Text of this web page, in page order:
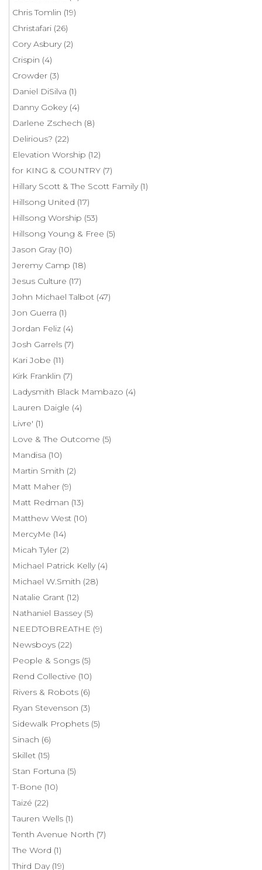
Chris Tomlin (19)
Christafari (26)
Cory Asbury(2)
Crispin (4)
Crowder (3)
Daniel DiSilva (1)
Danny Gokey(4)
Darlene Zschech (8)
Delirious? (22)
Elevation Worship (12)
for KING & COUNTRY (7)
Hillary Scott & The Scott Family(1)
Hillsong United (17)
Hillsong Worship (53)
Hillsong Young & Free (5)
Jason Gray(10)
Jeremy Camp (18)
Jesus Culture (17)
John Michael Talbot (47)
Jon Guerra (1)
Jordan Feliz (4)
Josh Garrels (7)
Kari Jobe (11)
Kirk Franklin (7)
Ladysmith Black Mambazo (4)
Lauren Daigle (4)
Livre' (1)
Love & The Outcome (5)
Mandisa (10)
Martin Smith (2)
Matt Maher (9)
Matt Redman (13)
Matthew West (10)
MercyMe (14)
Micah Tyler (2)
Michael Patrick Kelly(4)
Michael W.Smith (28)
Natalie Grant (12)
Nathaniel Bassey(5)
NEEDTOBREATHE (9)
Newsboys (22)
People & Songs (5)
Rend Collective (10)
Rivers & Robots (6)
Ryan Stevenson (3)
Sidewalk Prophets (5)
Sinach (6)
Skillet (15)
Stan Fortuna (5)
T-Bone (10)
Taizé (22)
Tauren Wells (1)
Tenth Avenue North (7)
The Word (1)
Third Day(19)